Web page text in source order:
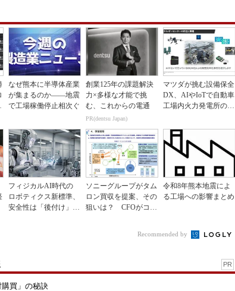
なぜ熊本に半導体産業
が集まるのか――地震
で工場稼働停止相次ぐ
創業125年の課題解決
力×多様な才能で挑
む、これからの電通
PR(dentsu Japan)
マツダが挑む設備保全
DX、AIやIoTで自動車
工場内火力発電所の現
フィジカルAI時代の
ロボティクス新標準、
安全性は「後付け」で
ソニーグループがタム
ロン買収を提案、その
狙いは？ CFOがコメ
令和8年熊本地震によ
る工場への影響まとめ
Recommended by
PR
買」の秘訣